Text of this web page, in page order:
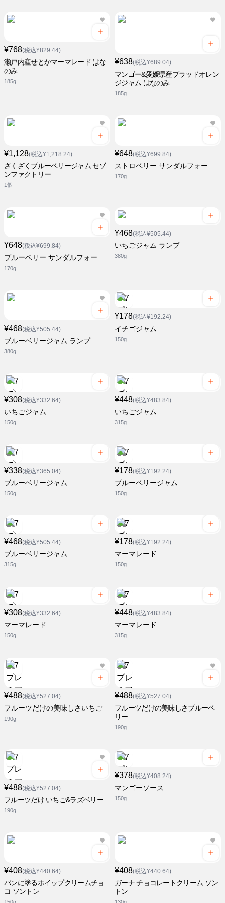
¥768(税込¥829.44)
瀬戸内産せとかマーマレード はな
のみ
185g
¥638(税込¥689.04)
マンゴー&愛媛県産ブラッドオレン
ジジャム はなのみ
185g
¥1,128(税込¥1,218.24)
ざくざくブルーベリージャム セゾ
ンファクトリー
1個
¥648(税込¥699.84)
ストロベリー サンダルフォー
170g
¥648(税込¥699.84)
ブルーベリー サンダルフォー
170g
¥468(税込¥505.44)
いちごジャム ランプ
380g
¥468(税込¥505.44)
ブルーベリージャム ランプ
380g
¥178(税込¥192.24)
イチゴジャム
150g
¥308(税込¥332.64)
いちごジャム
150g
¥448(税込¥483.84)
いちごジャム
315g
¥338(税込¥365.04)
ブルーベリージャム
150g
¥178(税込¥192.24)
ブルーベリージャム
150g
¥468(税込¥505.44)
ブルーベリージャム
315g
¥178(税込¥192.24)
マーマレード
150g
¥308(税込¥332.64)
マーマレード
150g
¥448(税込¥483.84)
マーマレード
315g
¥488(税込¥527.04)
フルーツだけの美味しさいちご
190g
¥488(税込¥527.04)
フルーツだけの美味しさブルーベ
リー
190g
¥488(税込¥527.04)
フルーツだけ いちご&ラズベリー
190g
¥378(税込¥408.24)
マンゴーソース
150g
¥408(税込¥440.64)
パンに塗るホイップクリームチョ
コ ソントン
¥408(税込¥440.64)
ガーナ チョコレートクリーム ソン
トン